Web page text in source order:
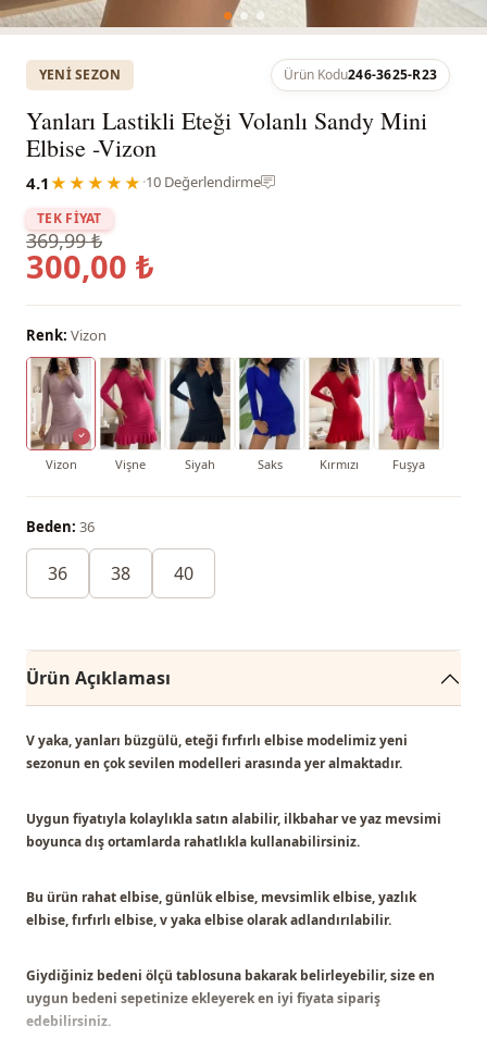
YENI SEZON Ürün Kodu246-3625-R23
Yanları Lastikli Eteği Volanlı Sandy Mini
Elbise -Vizon
4.1★★★★★ ·10 Değerlendirme
TEK FİYAT
369,99 ₺
300,00 ₺
Renk: Vizon
Vizon Vişne Siyah Saks Kırmızı Fuşya
Beden: 36
36 38 40
Ürün Açıklaması
V yaka, yanları büzgülü, eteği fırfırlı elbise modelimizyeni
sezonun en çok sevilen modelleri arasında yer almaktadır.
Uygun fiyatıyla kolaylıkla satın alabilir, ilkbahar ve yaz mevsimi
boyunca dış ortamlarda rahatlıkla kullanabilirsiniz.
Bu ürün rahat elbise, günlük elbise, mevsimlik elbise, yazlık
elbise, fırfırlı elbise, v yaka elbiseolarak adlandırılabilir.
Giydiğiniz bedeni ölçü tablosuna bakarak belirleyebilir, size en
uygun bedeni sepetinize ekleyerek en iyi fiyata sipariş
edebilirsiniz.